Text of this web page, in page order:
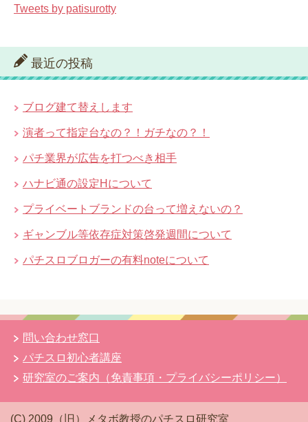
Tweets by patisurotty
最近の投稿
ブログ建て替えします
演者って指定台なの？！ガチなの？！
パチ業界が広告を打つべき相手
ハナビ通の設定Hについて
プライベートブランドの台って増えないの？
ギャンブル等依存症対策啓発週間について
パチスロブロガーの有料noteについて
問い合わせ窓口
パチスロ初心者講座
研究室のご案内（免責事項・プライバシーポリシー）
(C) 2009（旧）メタボ教授のパチスロ研究室